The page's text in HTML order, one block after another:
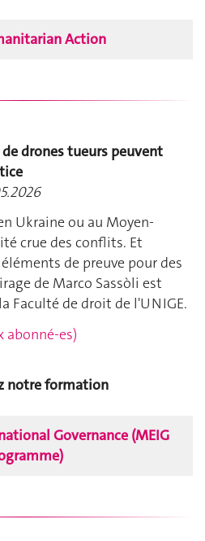
Action
drones tueurs peuvent
Ukraine ou au Moyen-
crue des conflits. Et
de preuve pour des
de Marco Sassòli est
Faculté de droit de l'UNIGE.
abonné-es)
notre formation
Governance (MEIG